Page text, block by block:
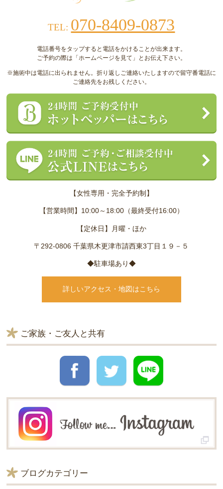
TEL: 070-8409-0873
電話番号をタップすると電話をかけることが出来ます。
ご予約の際は「ホームページを見て」とお伝え下さい。
※施術中は電話に出られません。折り返しご連絡いたしますので留守番電話に
ご連絡先をお残しください。
【女性専用・完全予約制】
【営業時間】10:00～18:00（最終受付16:00）
【定休日】月曜・ほか
〒292-0806 千葉県木更津市請西東3丁目１９－５
◆駐車場あり◆
詳しいアクセス・地図はこちら
ご家族・ご友人と共有
ブログカテゴリー